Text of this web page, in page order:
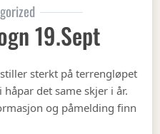
19.sept
sterkt på terrengløpet
det same skjer i år.
og påmelding finn